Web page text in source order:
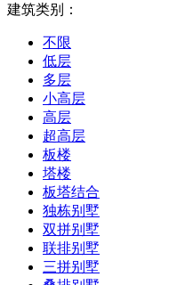
建筑类别：
不限
低层
多层
小高层
高层
超高层
板楼
塔楼
板塔结合
独栋别墅
双拼别墅
联排别墅
三拼别墅